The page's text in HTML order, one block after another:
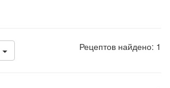
Рецептов найдено: 1